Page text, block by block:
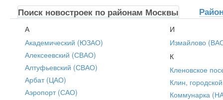
Поиск новостроек по районам Москвы
А
Академический (ЮЗАО)
Алексеевский (СВАО)
Алтуфьевский (СВАО)
Арбат (ЦАО)
Аэропорт (САО)
И
Измайлово
К
Кленовское
Клин,
Коммунарка